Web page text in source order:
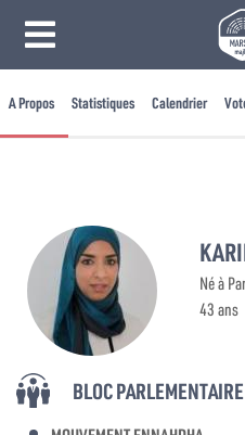
A Propos Statistiques Calendrier
Né à
43 ans
BLOC PARLEMENTAIRE